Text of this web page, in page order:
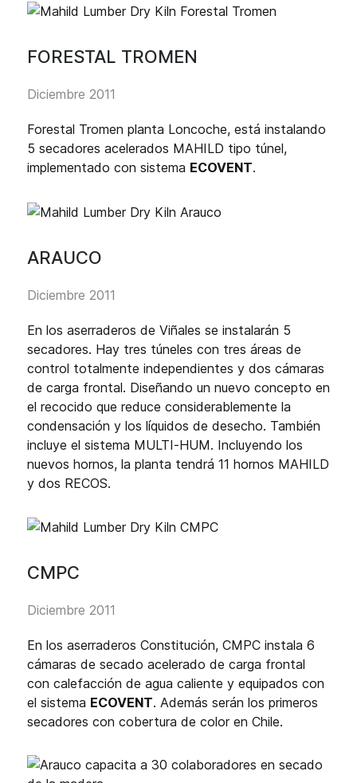
FORESTAL TROMEN
Diciembre 2011
Forestal Tromen planta Loncoche, está instalando
5 secadores acelerados MAHILD tipo túnel,
implementado con sistema ECOVENT.
ARAUCO
Diciembre 2011
En los aserraderos de Viñales se instalarán 5
secadores. Hay tres túneles con tres áreas de
control totalmente independientes y dos cámaras
de carga frontal. Diseñando un nuevo concepto en
el recocido que reduce considerablemente la
condensación y los líquidos de desecho. También
incluye el sistema MULTI-HUM. Incluyendo los
nuevos hornos, la planta tendrá 11 hornos MAHILD
y dos RECOS.
CMPC
Diciembre 2011
En los aserraderos Constitución, CMPC instala 6
cámaras de secado acelerado de carga frontal
con calefacción de agua caliente y equipados con
el sistema ECOVENT. Además serán los primeros
secadores con cobertura de color en Chile.